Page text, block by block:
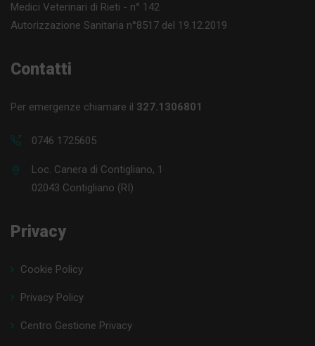
Medici Veterinari di Rieti - n° 142
Autorizzazione Sanitaria n°8517 del 19.12.2019
Contatti
Per emergenze chiamare il 327.1306801
0746 1725605
Loc. Canera di Contigliano, 1
02043 Contigliano (RI)
Privacy
Cookie Policy
Privacy Policy
Centro Gestione Privacy